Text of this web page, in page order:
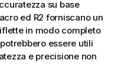
su base
ed R2 forniscano un
in modo completo
essere utili
e precisione non